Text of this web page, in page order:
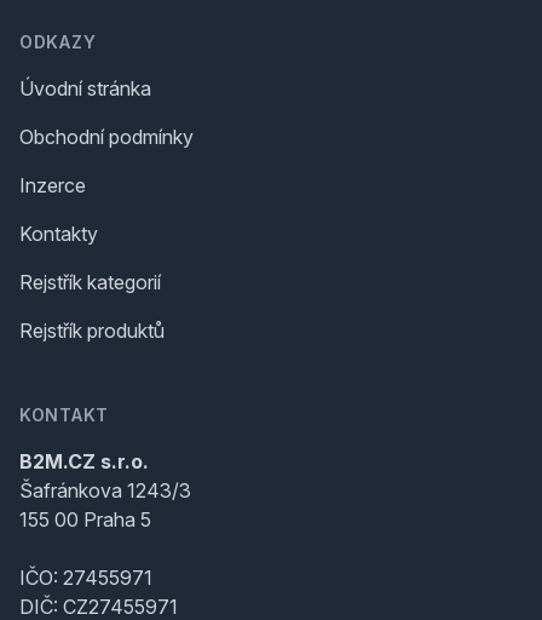
ODKAZY
Úvodní stránka
Obchodní podmínky
Inzerce
Kontakty
Rejstřík kategorií
Rejstřík produktů
KONTAKT
B2M.CZ s.r.o.
Šafránkova 1243/3
155 00 Praha 5
IČO: 27455971
DIČ: CZ27455971